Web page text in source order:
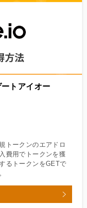
トアイオー
トークンのエアドロ
費用でトークンを獲
るトークンをGETで